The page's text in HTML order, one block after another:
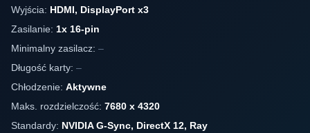
Wyjścia: HDMI, DisplayPort x3
Zasilanie: 1x 16-pin
Minimalny zasilacz: –
Długość karty: –
Chłodzenie: Aktywne
Maks. rozdzielczość: 7680 x 4320
Standardy: NVIDIA G-Sync, DirectX 12, Ray